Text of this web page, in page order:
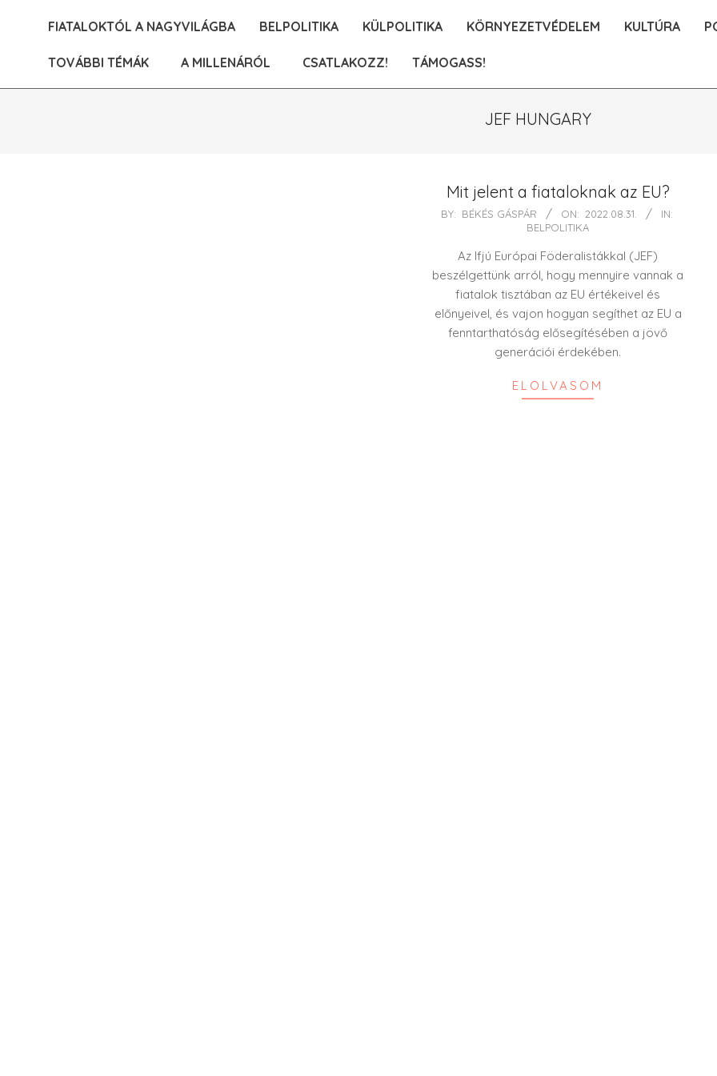
FIATALOKTÓL A NAGYVILÁGBA BELPOLITIKA KÜLPOLITIKA KÖRNYEZETVÉDELEM KULTÚRA
TOVÁBBI TÉMÁK A MILLENÁRÓL CSATLAKOZZ! TÁMOGASS!
JEF HUNGARY
Mit jelent a fiataloknak az EU?
2022-
BY: BÉKÉS GÁSPÁR ON: 2022.08.31.
IN:
BELPOLITIKA
Az Ifjú Európai Föderalistákkal (JEF)
beszélgettünk arról, hogy mennyire vannak a
fiatalok tisztában az EU értékeivel és
előnyeivel, és vajon hogyan segíthet az EU a
fenntarthatóság elősegítésében a jövő
generációi érdekében.
ELOLVASOM